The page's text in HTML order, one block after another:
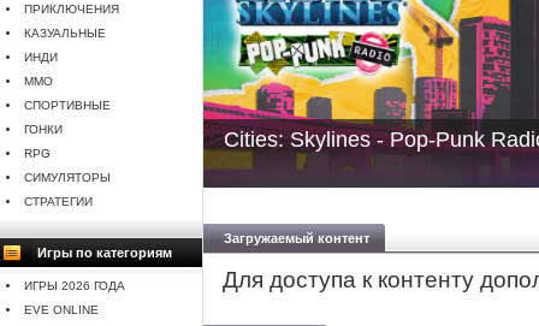
ПРИКЛЮЧЕНИЯ
КАЗУАЛЬНЫЕ
ИНДИ
MMO
СПОРТИВНЫЕ
ГОНКИ
RPG
СИМУЛЯТОРЫ
СТРАТЕГИИ
Игры по категориям
ИГРЫ 2026 ГОДА
EVE ONLINE
Cities: Skylines - Pop-Punk
Загружаемый контент
Для доступа к контенту